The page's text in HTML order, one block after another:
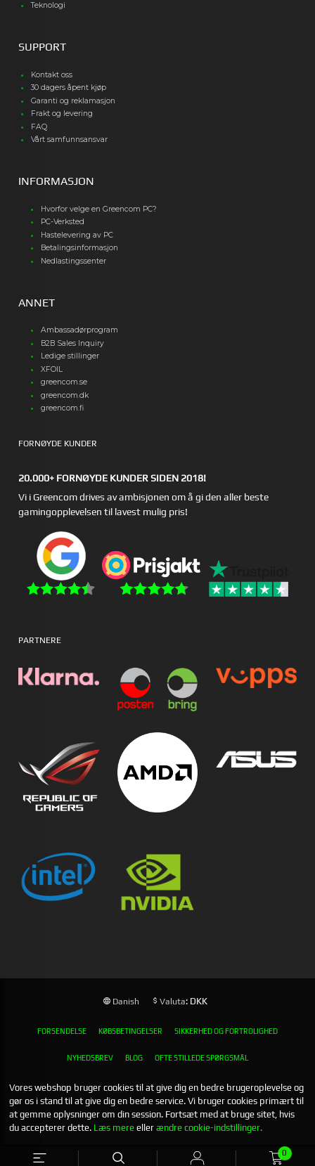
0
Teknologi
SUPPORT
Kontakt oss
30 dagers åpent kjøp
Garanti og reklamasjon
Frakt og levering
FAQ
Vårt samfunnsansvar
INFORMASJON
Hvorfor velge en Greencom PC?
PC-Verksted
Hastelevering av PC
Betalingsinformasjon
Nedlastingssenter
ANNET
Ambassadørprogram
B2B Sales Inquiry
Ledige stillinger
XFOIL
greencom.se
greencom.dk
greencom.fi
FORNØYDE KUNDER
20.000+ FORNØYDE KUNDER SIDEN 2018!
Vi i Greencom drives av ambisjonen om å gi den aller beste
gamingopplevelsen til lavest mulig pris!
PARTNERE
Danish Valuta: DKK
FORSENDELSE KØBSBETINGELSER SIKKERHED OG FORTROLIGHED
NYHEDSBREV BLOG OFTE STILLEDE SPØRGSMÅL
Vores webshop bruger cookies til at give dig en bedre brugeroplevelse og
gør os i stand til at give dig en bedre service. Vi bruger cookies primært til
at gemme oplysninger om din session. Fortsæt med at bruge sitet, hvis
du accepterer dette. Læs mere ellerændre cookie-indstillinger.